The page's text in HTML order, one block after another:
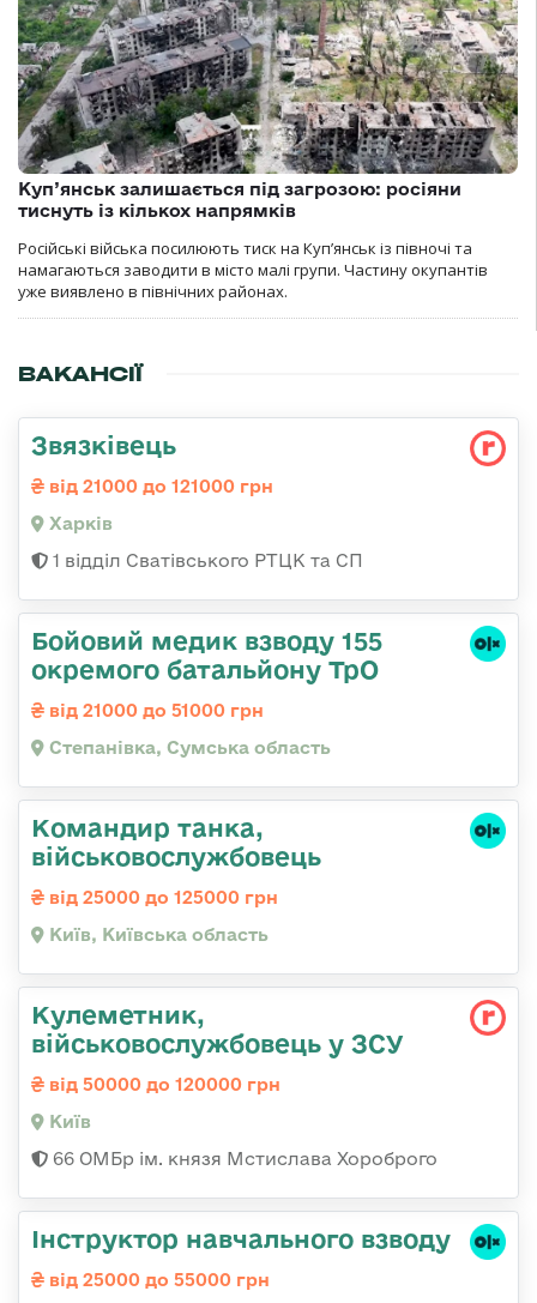
Куп’янськ залишається під загрозою: росіяни
тиснуть із кількох напрямків
Російські війська посилюють тиск на Куп’янськ із півночі та
намагаються заводити в місто малі групи. Частину окупантів
уже виявлено в північних районах.
ВАКАНСІЇ
Звязківець
від 21000 до 121000 грн
Харків
1 відділ Сватівського РТЦК та СП
Бойовий медик взводу 155
окремого батальйону ТрО
від 21000 до 51000 грн
Степанівка, Сумська область
Командир танка,
військовослужбовець
від 25000 до 125000 грн
Київ, Київська область
Кулеметник,
військовослужбовець у ЗСУ
від 50000 до 120000 грн
Київ
66 ОМБр ім. князя Мстислава Хороброго
Інструктор навчального взводу
від 25000 до 55000 грн